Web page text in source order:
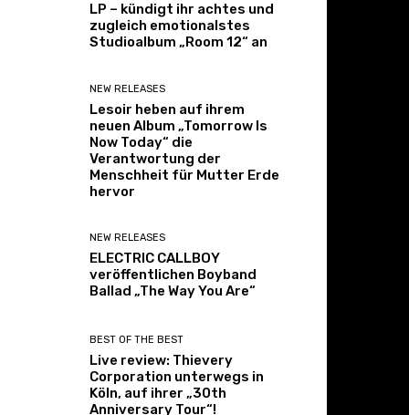
LP – kündigt ihr achtes und
zugleich emotionalstes
Studioalbum „Room 12“ an
NEW RELEASES
Lesoir heben auf ihrem
neuen Album „Tomorrow Is
Now Today“ die
Verantwortung der
Menschheit für Mutter Erde
hervor
NEW RELEASES
ELECTRIC CALLBOY
veröffentlichen Boyband
Ballad „The Way You Are“
BEST OF THE BEST
Live review: Thievery
Corporation unterwegs in
Köln, auf ihrer „30th
Anniversary Tour“!